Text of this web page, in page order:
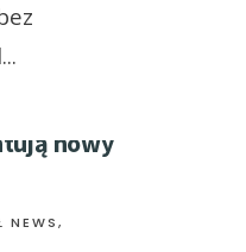
...
nowy
NEWS,